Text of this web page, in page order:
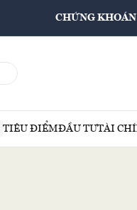
CHỨNG KHOÁN
TIÊU ĐIỂMĐẦU TƯTÀI